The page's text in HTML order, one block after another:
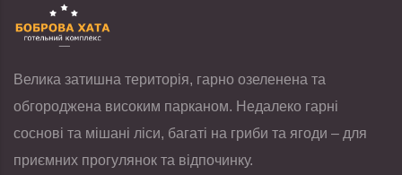
Велика затишна територія, гарно озеленена та
обгороджена високим парканом. Недалеко гарні
соснові та мішані ліси, багаті на гриби та ягоди – для
приємних прогулянок та відпочинку.